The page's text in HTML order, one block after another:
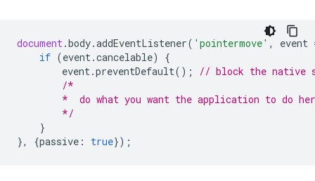
document.body.addEventListener( 'pointermove' , event
if (event.cancelable)
{
event.preventDefault();
// block the native
/*
*  do what you want the application to do
        */
}
},
{passive : true});